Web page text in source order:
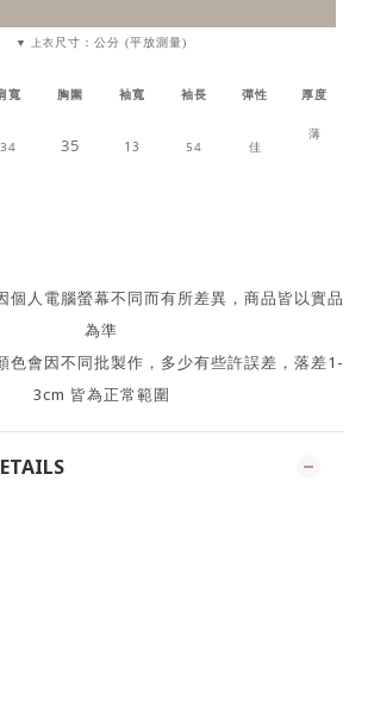
▼ 上衣 尺寸：公分 (平放測量)
寬 胸圍 袖寬 袖長 彈性 厚度
34 35 13 54 佳
薄
個人電腦螢幕不同而有所差異，商品皆以實品
為準
色會因不同批製作，多少有些許誤差，落差1-
3cm 皆為正常範圍